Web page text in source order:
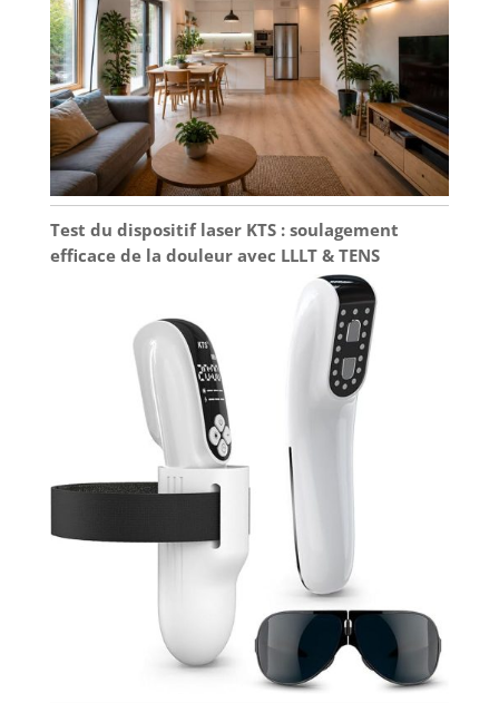
Cet appareil elliptique est équipé de roulettes de
transport silencieuses intégrées, ce qui le rend
facile à déplacer et à ranger. Il est également
équipé d'un porte-gobelet pour vous permettre
de vous hydrater facilement à tout moment
pendant l'exercice. Neezee dispose d'une équipe
de R&D et d'un service après-vente
professionnels. Toutes les questions reçoivent une
réponse rapide dans les 12 heures, ce qui rend
chaque exercice sûr et efficace.
Test du dispositif laser KTS : soulagement
efficace de la douleur avec LLLT & TENS